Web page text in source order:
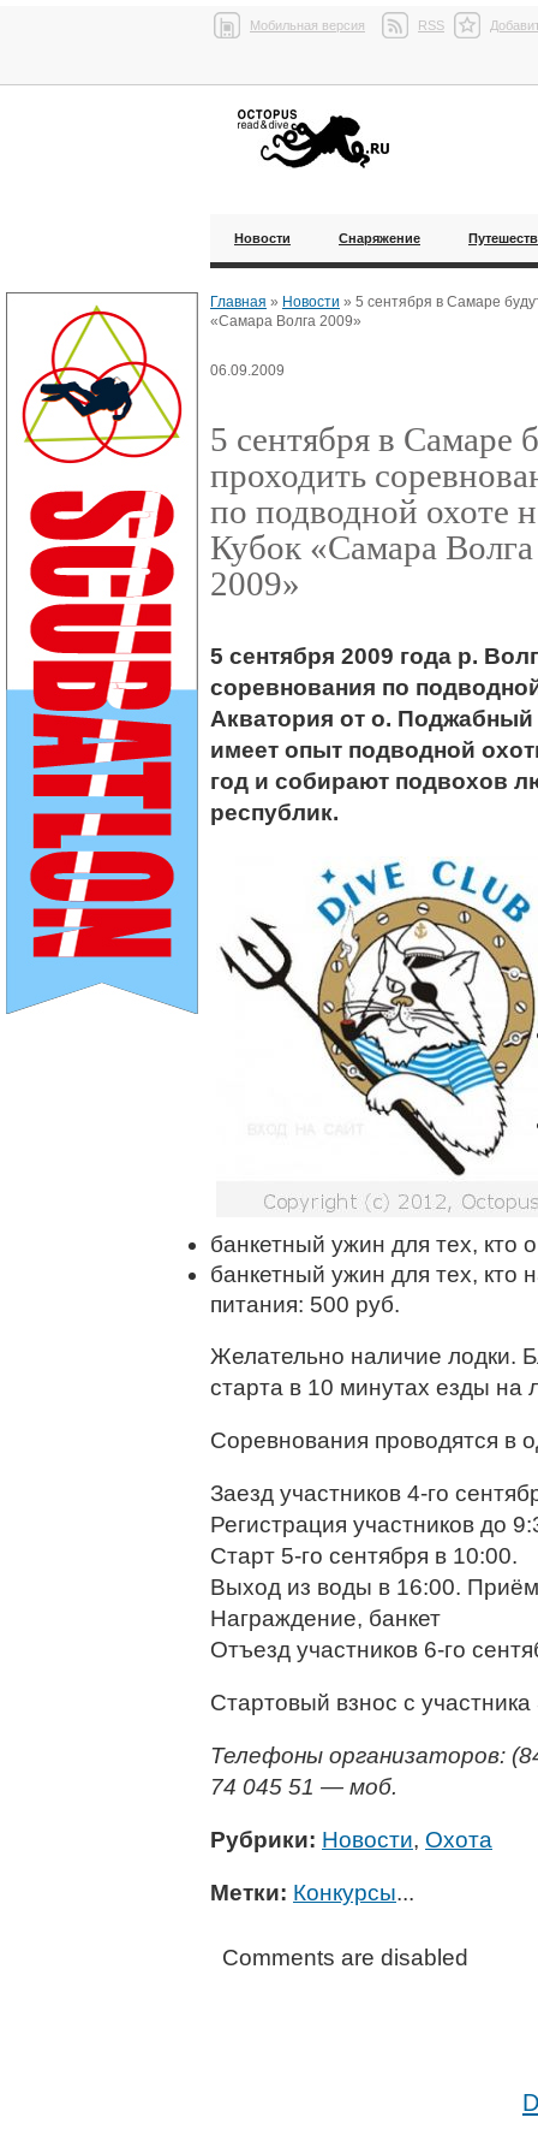
Мобильная версия RSS
Новости Снаряжение
Главная » Новости » 5 сентября в Самаре
«Самара Волга 2009»
06.09.2009
5 сентября в Самаре
проходить
по подводной охоте
Кубок «Самара Волга
2009»
5 сентября 2009 года р.
соревнования по
Акватория от о.
имеет опыт подводной
год и собирают подвохов
республик.
банкетный ужин для тех, кто
банкетный ужин для тех, кто
питания: 500 руб.
Желательно наличие лодки.
старта в 10 минутах езды на
Соревнования проводятся в
Заезд участников 4-го
Регистрация участников до
Старт 5-го сентября в 10:00.
Выход из воды в 16:00.
Награждение, банкет
Отъезд участников 6-го
Стартовый взнос с
Телефоны организаторов:
74 045 51 — моб.
Рубрики: Новости, Охота
Метки: Конкурсы...
Comments are disabled